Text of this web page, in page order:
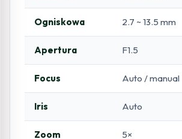
Ogniskowa 2.7 ~ 13.5 mm
Apertura F1.5
Focus Auto / manual
Iris Auto
Zoom 5×